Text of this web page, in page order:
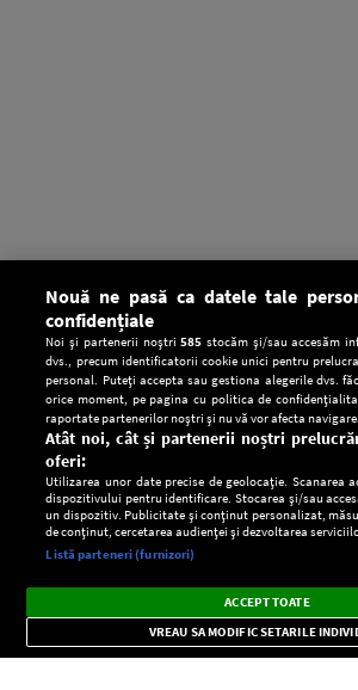
Setări:
Dark
Mode
Radio live, podcasturi, știri și alerte
importante.
Nouă ne pasă ca datele tale
confidențiale
Noi și partenerii noștri585 stocăm și/sau accesăm
dvs., precum identificatorii cookie unici pentru
personal. Puteți accepta sau gestiona alegerile dvs.
orice moment, pe pagina cu politica de
raportate partenerilor noștri și nu vă vor afecta
Atât noi, cât și partenerii noștri
oferi:
Utilizarea unor date precise de geolocație. Scanarea
dispozitivului pentru identificare. Stocarea și/sau
un dispozitiv. Publicitate și conținut personalizat,
de conținut, cercetarea audienței și dezvoltarea
Listă parteneri (furnizori)
ACCEPT TOATE
VREAU SA MODIFIC SETARILE